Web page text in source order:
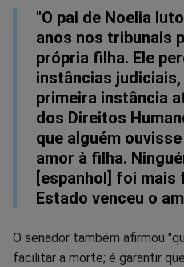
"O pai de Noelia
anos nos tribunais
própria filha. Ele
instâncias
primeira instância
dos Direitos
que alguém
amor à filha.
[espanhol] foi mais
Estado venceu o
O senador também afirmou
facilitar a morte; é garantir